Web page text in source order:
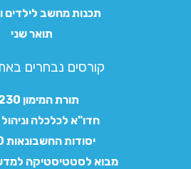
תכנות מחשב לילדים
תואר שני
קורסים נבחרים
תורת המימון 10230
חדו"א לכלכלה וניהול 10142
יסודות החשבונאות 10280
מבוא לסטטיסטיקה